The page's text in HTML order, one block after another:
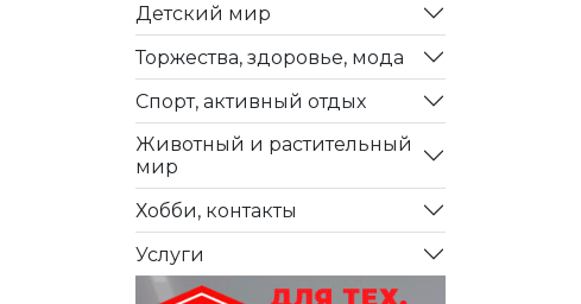
Детский мир
Торжества, здоровье, мода
Спорт, активный отдых
Животный и растительный
мир
Хобби, контакты
Услуги